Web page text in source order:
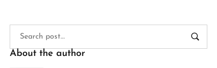
About the author